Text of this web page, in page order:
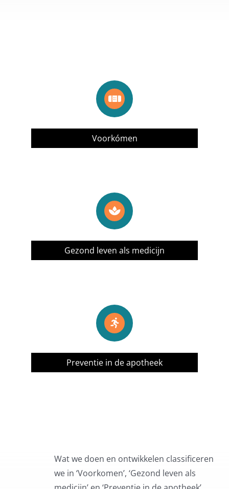
Voorkómen
Gezond leven als medicijn
Preventie in de apotheek
Wat we doen en ontwikkelen classificeren
we in ‘Voorkomen’, ‘Gezond leven als